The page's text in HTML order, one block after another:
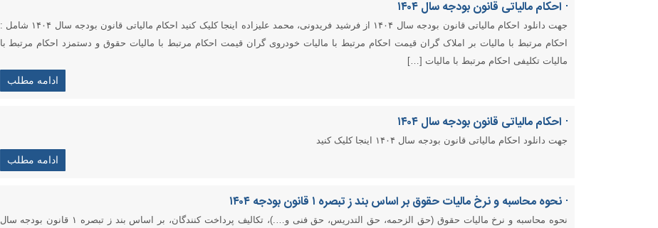
احکام مالیاتی قانون بودجه سال ١۴٠۴
جهت دانلود احکام مالیاتی قانون بودجه سال ١۴٠۴ از فرشید فریدونی، محمد علیزاده اینجا کلیک کنید احکام مالیاتی قانون بودجه سال ١۴٠۴ شامل :
احکام مرتبط با مالیات بر املاک گران قیمت احکام مرتبط با مالیات خودروی گران قیمت احکام مرتبط با مالیات حقوق و دستمزد احکام مرتبط با
مالیات تکلیفی احکام مرتبط با مالیات […]
ادامه مطلب
احکام مالیاتی قانون بودجه سال ۱۴۰۴
جهت دانلود احکام مالیاتی قانون بودجه سال ۱۴۰۴ اینجا کلیک کنید
ادامه مطلب
نحوه محاسبه و نرخ مالیات حقوق بر اساس بند ز تبصره ١ قانون بودجه ۱۴۰۴
نحوه محاسبه و نرخ مالیات حقوق (حق الزحمه، حق التدریس، حق فنی و….)، تکالیف پرداخت کنندگان، بر اساس بند ز تبصره ١ قانون بودجه سال